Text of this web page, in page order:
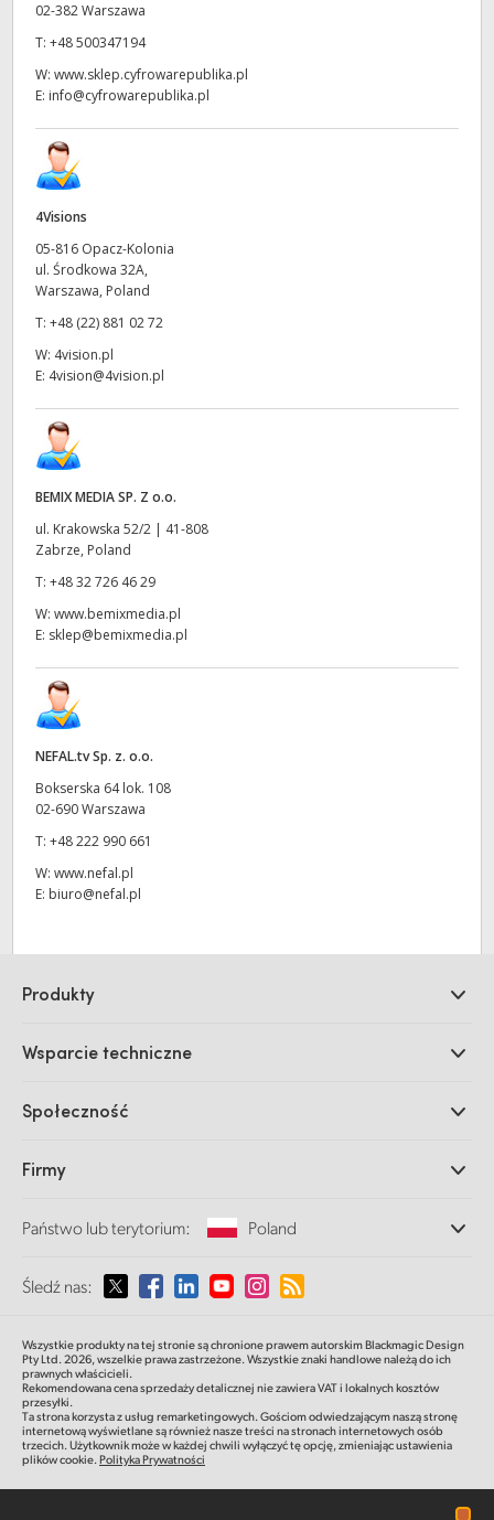
02-382 Warszawa
T: +48 500347194
W: www.sklep.cyfrowarepublika.pl
E: info@cyfrowarepublika.pl
4Visions
05-816 Opacz-Kolonia
ul. Środkowa 32A,
Warszawa, Poland
T: +48 (22) 881 02 72
W: 4vision.pl
E: 4vision@4vision.pl
BEMIX MEDIA SP. Z o.o.
ul. Krakowska 52/2 | 41-808
Zabrze, Poland
T: +48 32 726 46 29
W: www.bemixmedia.pl
E: sklep@bemixmedia.pl
NEFAL.tv Sp. z. o.o.
Bokserska 64 lok. 108
02-690 Warszawa
T: +48 222 990 661
W: www.nefal.pl
E: biuro@nefal.pl
Produkty
DaVinci Resolve i oprogramowanie Fusion
Ultimatte
Przechwytywanie i odtwarzanie
Konwersja standardów
Monitorowanie
Pamięć sieciowa
Routing i dystrybucja
Transmisja i kodowanie
Wsparcie techniczne
Centrum wsparcia technicznego
Społeczność
Firmy
O nas
Multimedia
Państwo lub terytorium: Poland
Proszę wybrać państwo lub terytorium
Australia
Austria
Brazil
Śledź nas:
Wszystkie produkty na tej stronie są chronione prawem autorskim Blackmagic Design
Pty Ltd. 2026,wszelkie prawa zastrzeżone.Wszystkie znaki handlowe należą do ich
prawnych właścicieli.
Rekomendowana cena sprzedaży detalicznej nie zawiera VAT i lokalnych kosztów
przesyłki.
Ta strona korzysta z usług remarketingowych. Gościom odwiedzającym naszą stronę
internetową wyświetlane są również nasze treści na stronach internetowych osób
trzecich. Użytkownik może w każdej chwili wyłączyć tę opcję, zmieniając ustawienia
plików cookie.Polityka Prywatności